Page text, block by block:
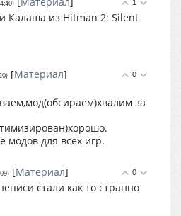
1
Калаша из Hitman 2: Silent
0
[Материал]
за
модов для всех игр.
0
[Материал]
стали как то странно